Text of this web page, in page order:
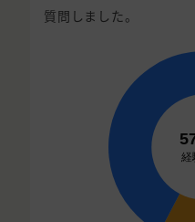
質問しました。